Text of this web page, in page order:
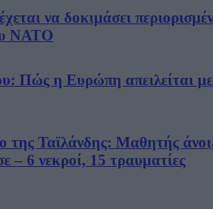
να δοκιμάσει
ΝΑΤΟ
Πώς η Ευρώπη απειλείται με
της Ταϊλάνδης: Μαθητής
– 6 νεκροί, 15 τραυματίες